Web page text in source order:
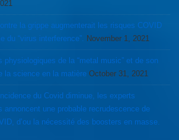
la grippe augmenterait les risques COVID
du “virus interference”. November 1, 2021
physiologiques de la “metal music” et de son
la science en la matière October 31, 2021
du Covid diminue, les experts
annoncent une probable recrudescence de
d’ou la nécessité des boosters en masse.